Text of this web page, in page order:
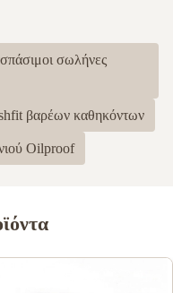
σωλήνες
βαρέων καθηκόντων
Oilproof